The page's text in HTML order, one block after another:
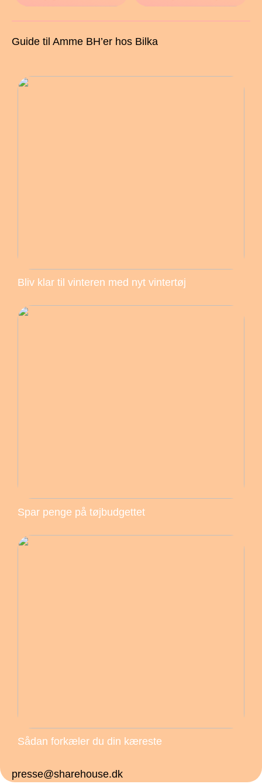
Guide til Amme BH’er hos Bilka
Bliv klar til vinteren med nyt vintertøj
Spar penge på tøjbudgettet
Sådan forkæler du din kæreste
presse@sharehouse.dk